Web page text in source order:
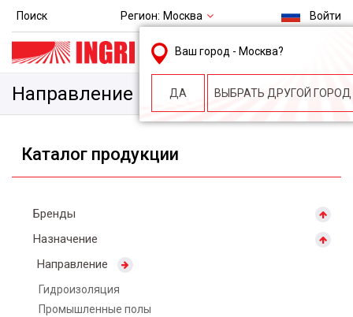
Поиск Регион: Москва
Ваш город - Москва?
ДА ВЫБРАТЬ ДРУГОЙ ГОРОД
Войти
msk@ingri.ru
пн. – пт.: 9.00-18.00
Направление
Каталог продукции
Бренды
Назначение
Направление
Гидроизоляция
Промышленные полы